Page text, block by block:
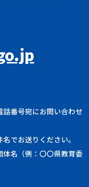
番号宛にお問い合わせ
でお送りください。
体名（例：〇〇県教育委